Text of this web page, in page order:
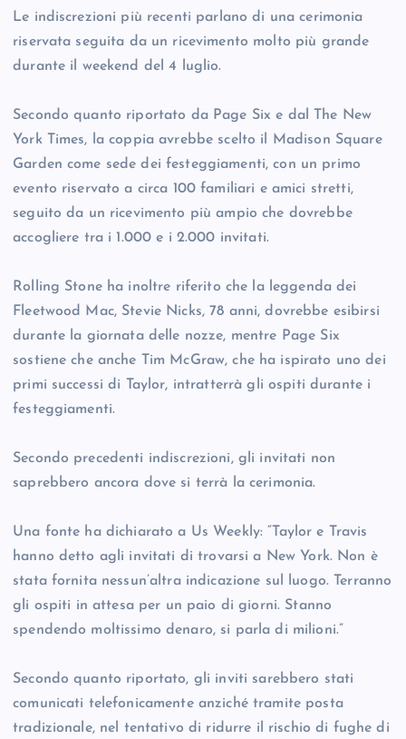
Le indiscrezioni più recenti parlano di una cerimonia
riservata seguita da un ricevimento molto più grande
durante il weekend del 4 luglio.
Secondo quanto riportato da Page Six e dal The New
York Times, la coppia avrebbe scelto il Madison Square
Garden come sede dei festeggiamenti, con un primo
evento riservato a circa 100 familiari e amici stretti,
seguito da un ricevimento più ampio che dovrebbe
accogliere tra i 1.000 e i 2.000 invitati.
Rolling Stone ha inoltre riferito che la leggenda dei
Fleetwood Mac, Stevie Nicks, 78 anni, dovrebbe esibirsi
durante la giornata delle nozze, mentre Page Six
sostiene che anche Tim McGraw, che ha ispirato uno dei
primi successi di Taylor, intratterrà gli ospiti durante i
festeggiamenti.
Secondo precedenti indiscrezioni, gli invitati non
saprebbero ancora dove si terrà la cerimonia.
Una fonte ha dichiarato a Us Weekly: “Taylor e Travis
hanno detto agli invitati di trovarsi a New York. Non è
stata fornita nessun’altra indicazione sul luogo. Terranno
gli ospiti in attesa per un paio di giorni. Stanno
spendendo moltissimo denaro, si parla di milioni.”
Secondo quanto riportato, gli inviti sarebbero stati
comunicati telefonicamente anziché tramite posta
tradizionale, nel tentativo di ridurre il rischio di fughe di